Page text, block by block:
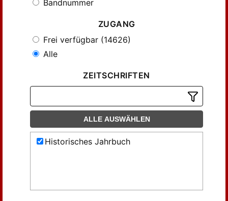
Bandnummer
ZUGANG
Frei verfügbar (14626)
Alle
ZEITSCHRIFTEN
ALLE AUSWÄHLEN
Historisches Jahrbuch